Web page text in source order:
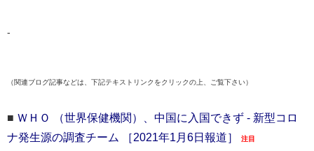
-
（関連ブログ記事などは、下記テキストリンクをクリックの上、ご覧下さい）
■ ＷＨＯ （世界保健機関）、中国に入国できず - 新型コロ
ナ発生源の調査チーム ［2021年1月6日報道］
注目